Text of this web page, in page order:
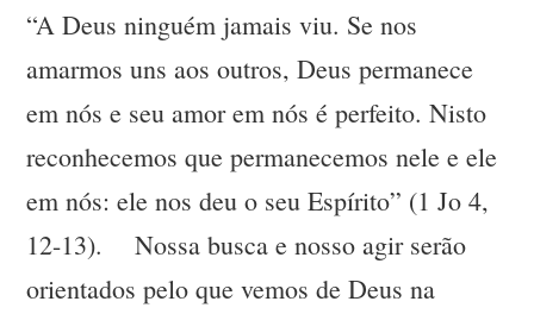
“A Deus ninguém jamais viu. Se nos
amarmos uns aos outros, Deus permanece
em nós e seu amor em nós é perfeito. Nisto
reconhecemos que permanecemos nele e ele
em nós: ele nos deu o seu Espírito” (1 Jo 4,
12-13). Nossa busca e nosso agir serão
orientados pelo que vemos de Deus na